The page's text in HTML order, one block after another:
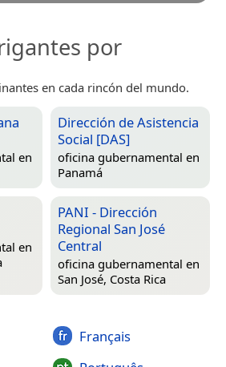
por
en cada rincón del mundo.
en
Dirección de Asistencia
Social [DAS]
oficina gubernamental en
Panamá
en
PANI - Dirección
Regional San José
Central
oficina gubernamental en
San José, Costa Rica
Français